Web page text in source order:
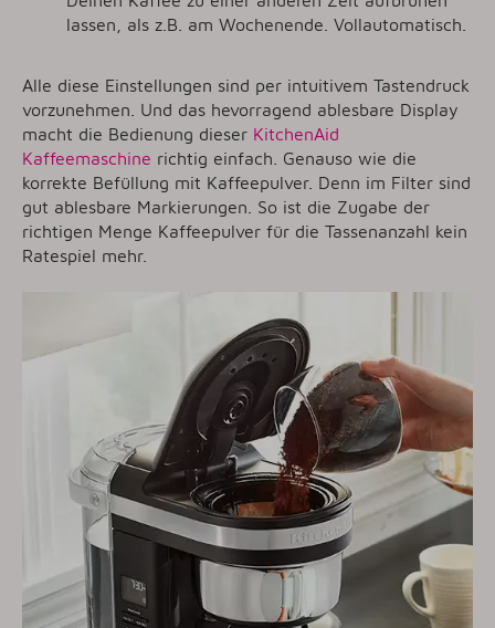
lassen, als z.B. am Wochenende. Vollautomatisch.
Alle diese Einstellungen sind per intuitivem Tastendruck
vorzunehmen. Und das hevorragend ablesbare Display
macht die Bedienung dieser KitchenAid
Kaffeemaschine richtig einfach. Genauso wie die
korrekte Befüllung mit Kaffeepulver. Denn im Filter sind
gut ablesbare Markierungen. So ist die Zugabe der
richtigen Menge Kaffeepulver für die Tassenanzahl kein
Ratespiel mehr.